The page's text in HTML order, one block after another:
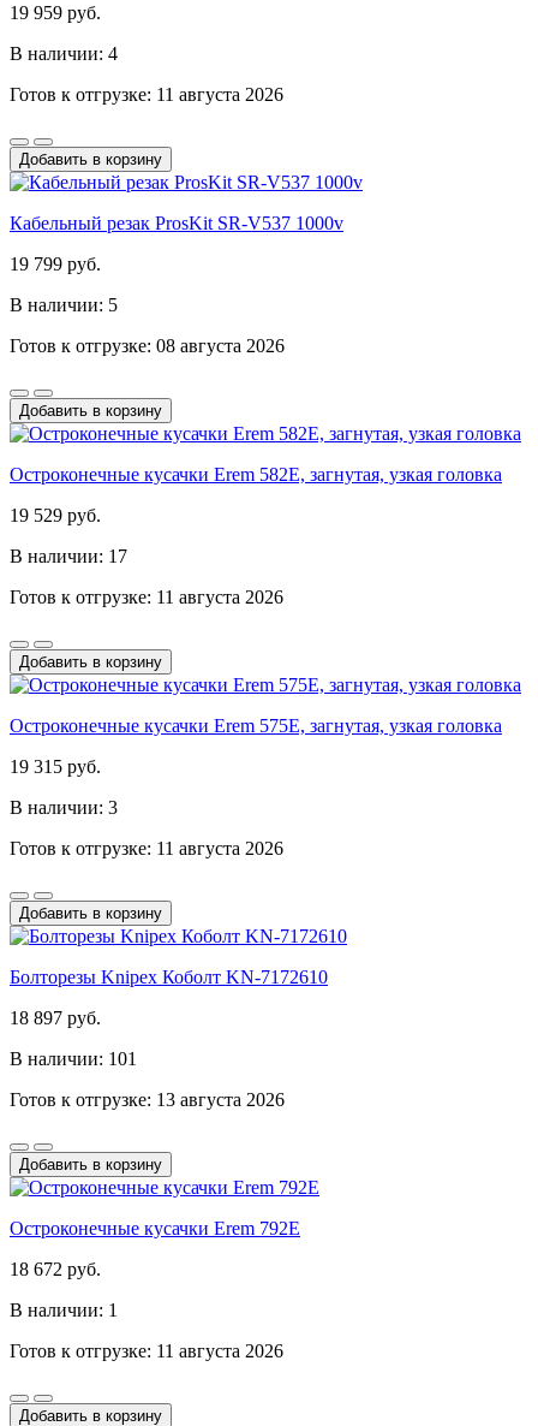
19 959 руб.
В наличии: 4
Готов к отгрузке: 11 августа 2026
Добавить в корзину
Кабельный резак ProsKit SR-V537 1000v
19 799 руб.
В наличии: 5
Готов к отгрузке: 08 августа 2026
Добавить в корзину
Остроконечные кусачки Erem 582E, загнутая, узкая головка
19 529 руб.
В наличии: 17
Готов к отгрузке: 11 августа 2026
Добавить в корзину
Остроконечные кусачки Erem 575E, загнутая, узкая головка
19 315 руб.
В наличии: 3
Готов к отгрузке: 11 августа 2026
Добавить в корзину
Болторезы Knipex Коболт KN-7172610
18 897 руб.
В наличии: 101
Готов к отгрузке: 13 августа 2026
Добавить в корзину
Остроконечные кусачки Erem 792E
18 672 руб.
В наличии: 1
Готов к отгрузке: 11 августа 2026
Добавить в корзину